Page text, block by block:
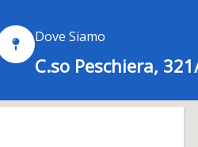
Dove Siamo
C.so Peschiera,